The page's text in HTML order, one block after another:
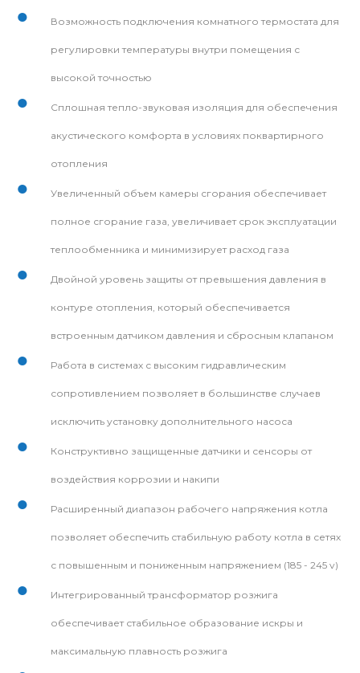
Возможность подключения комнатного термостата для
регулировки температуры внутри помещения с
высокой точностью
Сплошная тепло-звуковая изоляция для обеспечения
акустического комфорта в условиях поквартирного
отопления
Увеличенный объем камеры сгорания обеспечивает
полное сгорание газа, увеличивает срок эксплуатации
теплообменника и минимизирует расход газа
Двойной уровень защиты от превышения давления в
контуре отопления, который обеспечивается
встроенным датчиком давления и сбросным клапаном
Работа в системах с высоким гидравлическим
сопротивлением позволяет в большинстве случаев
исключить установку дополнительного насоса
Конструктивно защищенные датчики и сенсоры от
воздействия коррозии и накипи
Расширенный диапазон рабочего напряжения котла
позволяет обеспечить стабильную работу котла в сетях
с повышенным и пониженным напряжением (185 - 245 v)
Интегрированный трансформатор розжига
обеспечивает стабильное образование искры и
максимальную плавность розжига